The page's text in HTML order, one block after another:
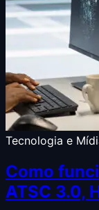
Tecnologia e
Como
ATSC 3.0,